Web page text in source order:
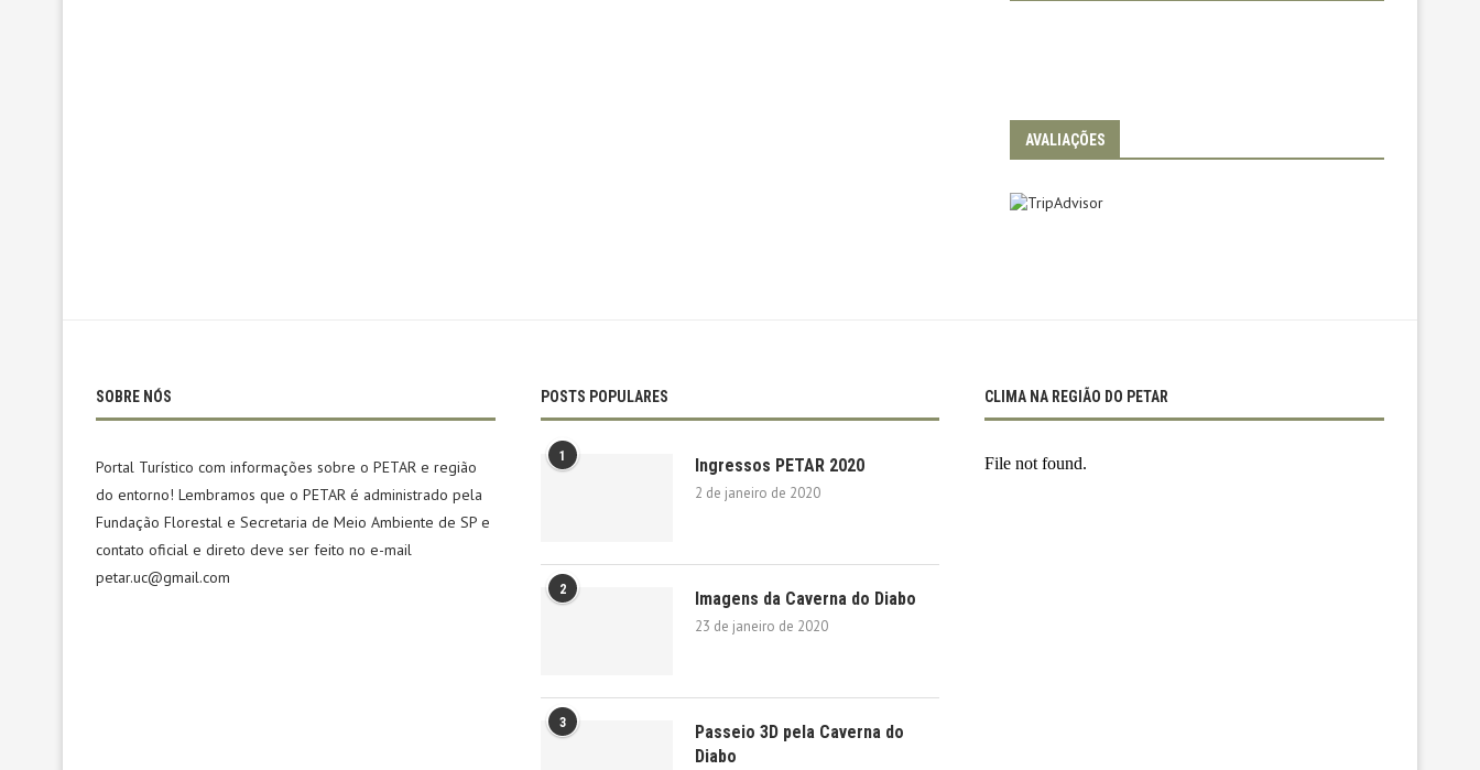
AVALIAÇÕES
SOBRE NÓS
Portal Turístico com informações sobre o PETAR e região
do entorno! Lembramos que o PETAR é administrado pela
Fundação Florestal e Secretaria de Meio Ambiente de SP e
contato oficial e direto deve ser feito no e-mail
petar.uc@gmail.com
POSTS POPULARES
1 Ingressos PETAR 2020
2 de janeiro de 2020
2 Imagens da Caverna do Diabo
23 de janeiro de 2020
3
Passeio 3D pela Caverna do
Diabo
CLIMA NA REGIÃO DO PETAR